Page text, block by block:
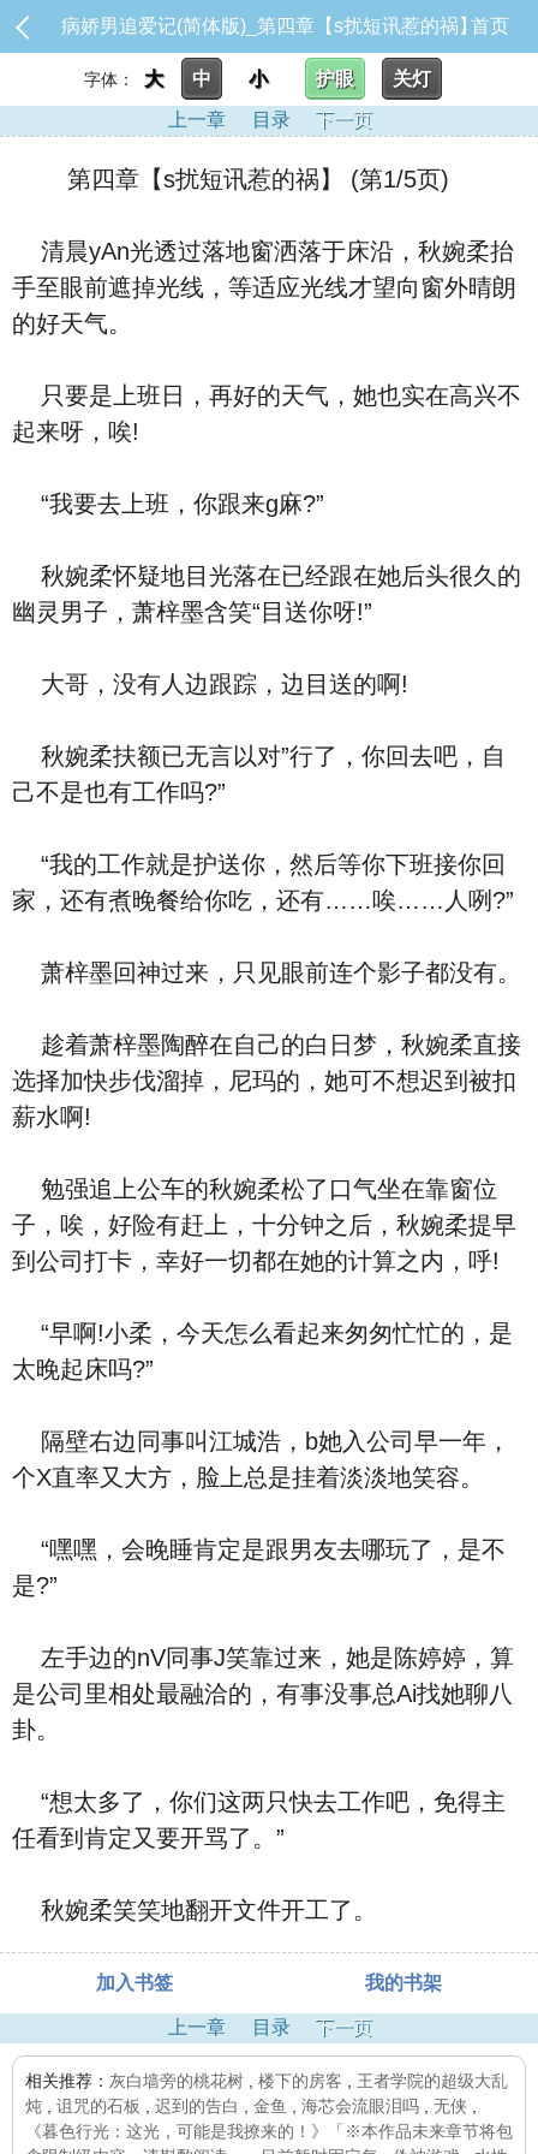
病娇男追爱记(简体版)_第四章【s扰短讯惹的祸】首页
字体： 大 中 小 护眼
关灯
上一章
目录 下一页
第四章【s扰短讯惹的祸】 (第1/5页)
清晨yAn光透过落地窗洒落于床沿，秋婉柔抬
手至眼前遮掉光线，等适应光线才望向窗外晴朗
的好天气。
只要是上班日，再好的天气，她也实在高兴不
起来呀，唉!
“我要去上班，你跟来g麻?”
秋婉柔怀疑地目光落在已经跟在她后头很久的
幽灵男子，萧梓墨含笑“目送你呀!”
大哥，没有人边跟踪，边目送的啊!
秋婉柔扶额已无言以对”行了，你回去吧，自
己不是也有工作吗?”
“我的工作就是护送你，然后等你下班接你回
家，还有煮晚餐给你吃，还有……唉……人咧?”
萧梓墨回神过来，只见眼前连个影子都没有。
趁着萧梓墨陶醉在自己的白日梦，秋婉柔直接
选择加快步伐溜掉，尼玛的，她可不想迟到被扣
薪水啊!
勉强追上公车的秋婉柔松了口气坐在靠窗位
子，唉，好险有赶上，十分钟之后，秋婉柔提早
到公司打卡，幸好一切都在她的计算之内，呼!
“早啊!小柔，今天怎么看起来匆匆忙忙的，是
太晚起床吗?”
隔壁右边同事叫江城浩，b她入公司早一年，
个X直率又大方，脸上总是挂着淡淡地笑容。
“嘿嘿，会晚睡肯定是跟男友去哪玩了，是不
是?”
左手边的nV同事J笑靠过来，她是陈婷婷，算
是公司里相处最融洽的，有事没事总Ai找她聊八
卦。
“想太多了，你们这两只快去工作吧，免得主
任看到肯定又要开骂了。”
秋婉柔笑笑地翻开文件开工了。
加入书签 我的书架
上一章 目录 下一页
相关推荐： 灰白墙旁的桃花树 楼下的房客
王者学院的超级大乱
炖
诅咒的石板 迟到的告白 金鱼 海芯会流眼泪吗 无侠
《暮色行光：这光，可能是我撩来的！》「※本作品未来章节将包